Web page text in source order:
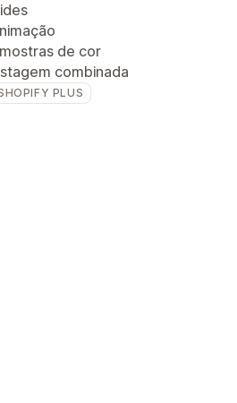
de cor
combinada
PLUS